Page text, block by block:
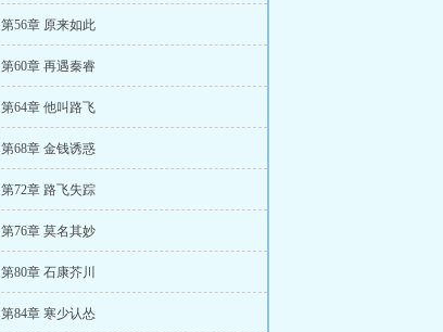
第56章 原来如此
第60章 再遇秦睿
第64章 他叫路飞
第68章 金钱诱惑
第72章 路飞失踪
第76章 莫名其妙
第80章 石康芥川
第84章 寒少认怂